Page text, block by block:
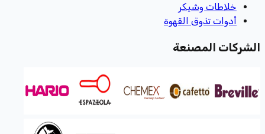
خلاطات وشيكر
أدوات تذوق القهوة
الشركات المصنعة